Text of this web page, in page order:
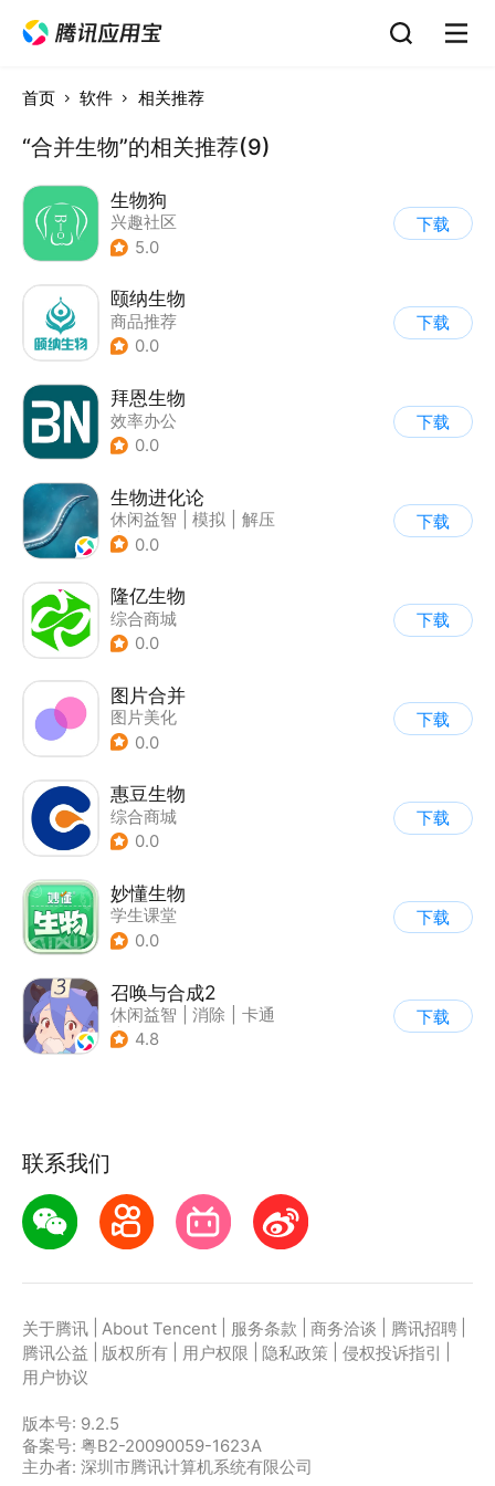
首页 软件 相关推荐
“合并生物”的相关推荐(9)
生物狗
兴趣社区
5.0
下载
颐纳生物
商品推荐
0.0
下载
拜恩生物
效率办公
0.0
下载
生物进化论
休闲益智 模拟
解压
| 清新
0.0
下载
隆亿生物
综合商城
0.0
下载
图片合并
图片美化
0.0
下载
惠豆生物
综合商城
0.0
下载
妙懂生物
学生课堂
0.0
下载
召唤与合成2
休闲益智 消除
卡通
| 合成
4.8
下载
联系我们
关于腾讯 About Tencent 服务条款 商务洽谈 腾讯招聘
腾讯公益
版权所有 用户权限 隐私政策 侵权投诉指引
用户协议
版本号: 9.2.5
备案号: 粤B2-20090059-1623A
主办者: 深圳市腾讯计算机系统有限公司